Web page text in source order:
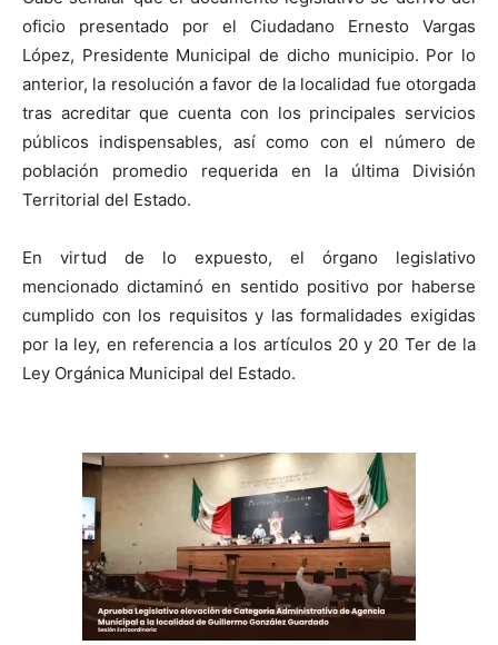
oficio presentado por el Ciudadano Ernesto Vargas
López, Presidente Municipal de dicho municipio. Por lo
anterior, la resolución a favor de la localidad fue otorgada
tras acreditar que cuenta con los principales servicios
públicos indispensables, así como con el número de
población promedio requerida en la última División
Territorial del Estado.
​En virtud de lo expuesto, el órgano legislativo
mencionado dictaminó en sentido positivo por haberse
cumplido con los requisitos y las formalidades exigidas
por la ley, en referencia a los artículos 20 y 20 Ter de la
Ley Orgánica Municipal del Estado.